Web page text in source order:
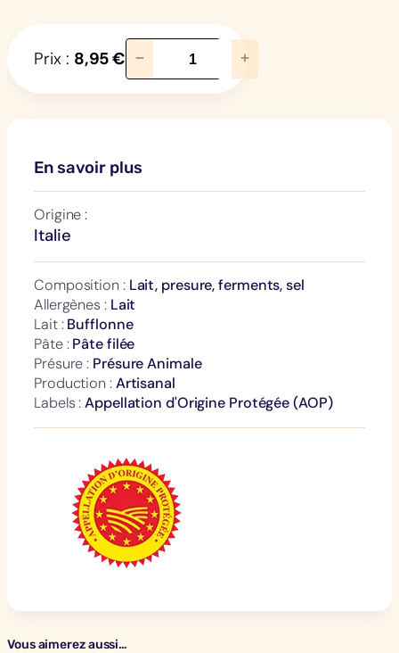
Prix : 8,95€q
u
a
i
o
z
z
a
r
e
l
a
A
O
P
2
0
− +
En savoir plus
Origine :
Italie
Composition : Lait, presure, ferments, sel
Allergènes : Lait
Lait : Bufflonne
Pâte : Pâte filée
Présure : Présure Animale
Production :Artisanal
Labels :Appellation d'Origine Protégée (AOP)
Vous aimerez aussi…